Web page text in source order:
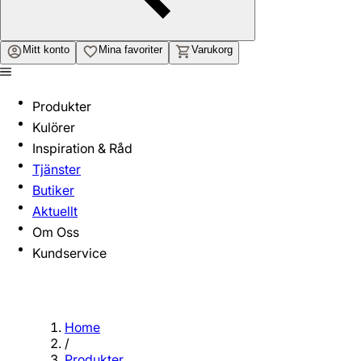
Mitt konto Mina favoriter Varukorg
Produkter
Kulörer
Inspiration & Råd
Tjänster
Butiker
Aktuellt
Om Oss
Kundservice
Home
/